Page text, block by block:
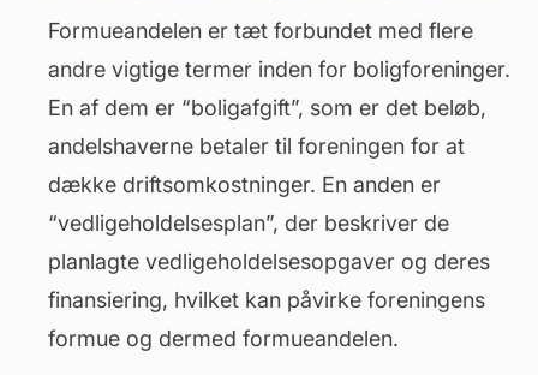
Formueandelen er tæt forbundet med flere
andre vigtige termer inden for boligforeninger.
En af dem er “boligafgift”, som er det beløb,
andelshaverne betaler til foreningen for at
dække driftsomkostninger. En anden er
“vedligeholdelsesplan”, der beskriver de
planlagte vedligeholdelsesopgaver og deres
finansiering, hvilket kan påvirke foreningens
formue og dermed formueandelen.